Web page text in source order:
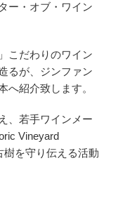
ー・オブ・ワイン
こだわりのワイン
るが、ジンファン
へ紹介致します。
、若手ワインメー
Vineyard
樹を守り伝える活動